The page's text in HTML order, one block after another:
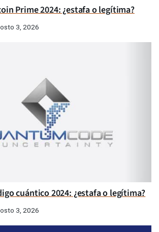
Prime 2024: ¿estafa o legítima?
3, 2026
cuántico 2024: ¿estafa o legítima?
3, 2026